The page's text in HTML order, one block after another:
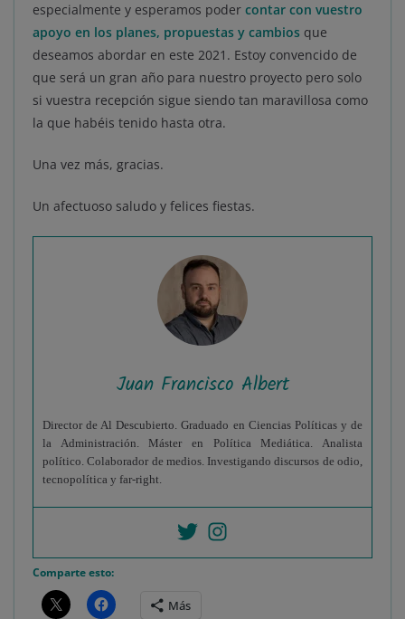
especialmente y esperamos poder contar con vuestro
apoyo en los planes, propuestas y cambios que
deseamos abordar en este 2021. Estoy convencido de
que será un gran año para nuestro proyecto pero solo
si vuestra recepción sigue siendo tan maravillosa como
la que habéis tenido hasta otra.
Una vez más, gracias.
Un afectuoso saludo y felices fiestas.
Juan Francisco Albert
Director de Al Descubierto. Graduado en Ciencias Políticas y de
la Administración. Máster en Política Mediática. Analista
político. Colaborador de medios. Investigando discursos de odio,
tecnopolítica y far-right.
Comparte esto:
Más